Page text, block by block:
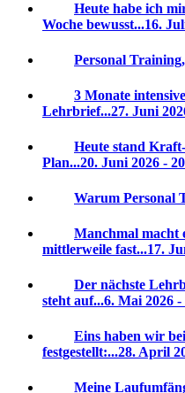
Heute habe ich
Woche bewusst...16.
Personal
3 Monate
Lehrbrief...27. Juni
Heute stand
Plan...20. Juni 2026 -
Warum Personal
Manchmal macht
mittlerweile fast...17.
Der nächste
steht auf...6. Mai 2026 -
Eins haben wir
festgestellt:...28. April
Meine